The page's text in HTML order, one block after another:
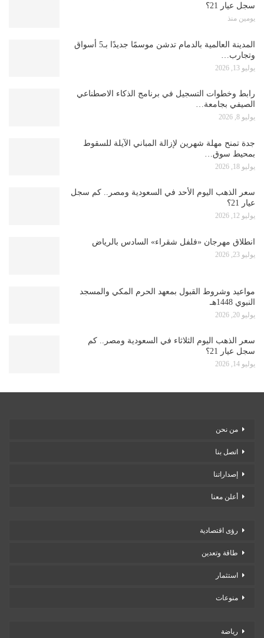
سجل عيار 21؟
يومين منذ
المدينة العالمية بالدمام تدشن موسمًا جديدًا بـ5 أسواق
وتجارب…
يوليو 13, 2026
رابط وخطوات التسجيل في برنامج الذكاء الاصطناعي
الصيفي بجامعة…
يوليو 8, 2026
جدة تمنح مهلة شهرين لإزالة المباني الآيلة للسقوط
بمحيط سوق…
يوليو 18, 2026
سعر الذهب اليوم الأحد في السعودية ومصر.. كم سجل
عيار 21؟
يوليو 12, 2026
انطلاق مهرجان «فلفل شقراء» السادس بالرياض
يوليو 23, 2026
مواعيد وشروط القبول بمعهد الحرم المكي والمسجد
النبوي 1448هـ
يوليو 20, 2026
سعر الذهب اليوم الثلاثاء في السعودية ومصر.. كم
سجل عيار 21؟
يوليو 14, 2026
من نحن
اتصل بنا
إصداراتنا
أعلن معنا
رؤى اقتصادية
طاقة وتعدين
استثمار
منوعات
رياضة